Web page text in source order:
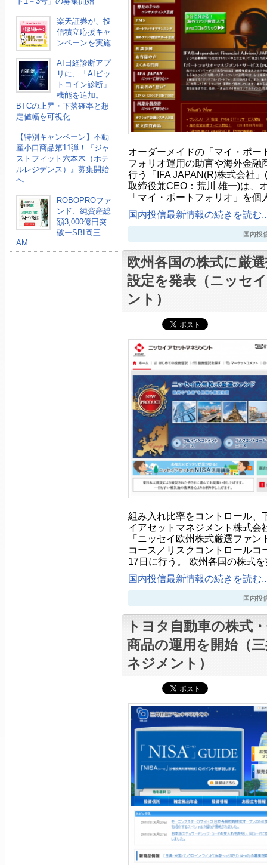
楽天証券が、投
信積立応援キャ
ンペーンを実施
AI日経診断アプ
リに、「AIビッ
トコイン診断」
機能を追加。
BTCの上昇・下落確率と想
定値幅を可視化
【特別キャンペーン】不動
産小口商品第11弾！『ジャ
ストフィット六本木（ホテ
ルレジデンス）』募集開始
へ
ROBOPROファ
ンド、純資産総
額3,000億円突
破ーSBI岡三
AM
オーダーメイドの「マイ・ポー
フォリオ運用の助言や海外金融
行う「IFA JAPAN(R)株式会社
取締役兼CEO：荒川 雄一)は、
「マイ・ポートフォリオ」を
国内投信最新情報の続きを読む
国内投
欧州各国の株式に厳
設定を発表（ニッセ
ント）
組み入れ比率をコントロール、
イアセットマネジメント株式会
「ニッセイ欧州株式厳選ファ
コース／リスクコントロールコ
17日に行う。 欧州各国の株式
国内投信最新情報の続きを読む
国内投
トヨタ自動車の株式
商品の運用を開始（
ネジメント）